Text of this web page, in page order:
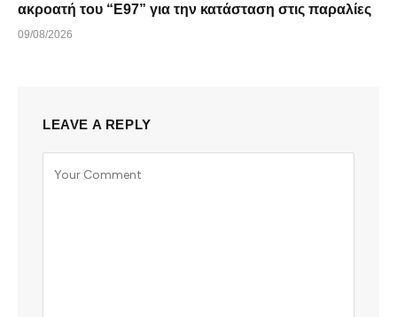
ακροατή του “Ε97” για την κατάσταση στις παραλίες
09/08/2026
LEAVE A REPLY